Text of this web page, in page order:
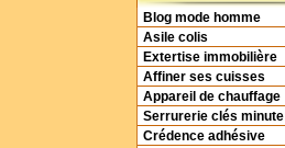
Blog mode homme
Asile colis
Extertise immobilière
Affiner ses cuisses
Appareil de chauffage
Serrurerie clés minute
Crédence adhésive